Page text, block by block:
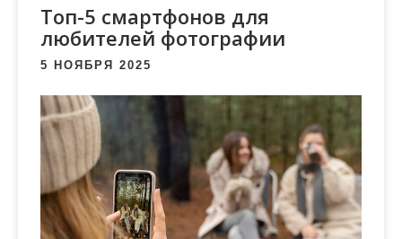
Топ-5 смартфонов для
любителей фотографии
5 НОЯБРЯ 2025